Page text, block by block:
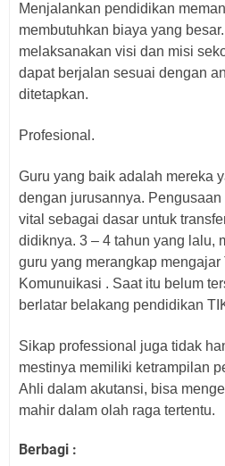
Menjalankan pendidikan
membutuhkan biaya yang
melaksanakan visi dan misi
dapat berjalan sesuai dengan
ditetapkan.
Profesional.
Guru yang baik adalah mereka
dengan jurusannya.
vital sebagai dasar untuk
didiknya. 3 – 4 tahun yang lalu,
guru yang merangkap
Komunuikasi . Saat itu belum
berlatar belakang pendidikan
Sikap professional juga tidak
mestinya memiliki ketrampilan
Ahli dalam akutansi, bisa
mahir dalam olah raga tertentu.
Berbagi :